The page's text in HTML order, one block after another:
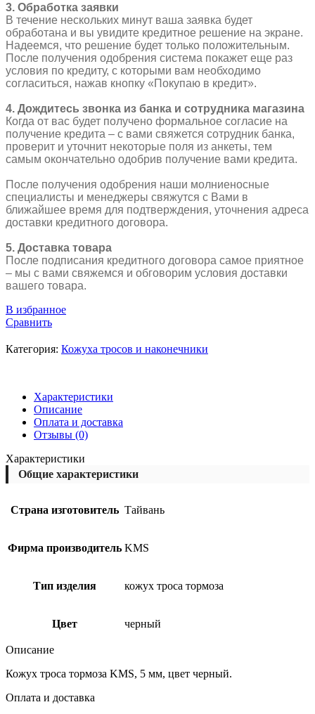
3. Обработка заявки
В течение нескольких минут ваша заявка будет
обработана и вы увидите кредитное решение на экране.
Надеемся, что решение будет только положительным.
После получения одобрения система покажет еще раз
условия по кредиту, с которыми вам необходимо
согласиться, нажав кнопку «Покупаю в кредит».
4. Дождитесь звонка из банка и сотрудника магазина
Когда от вас будет получено формальное согласие на
получение кредита – с вами свяжется сотрудник банка,
проверит и уточнит некоторые поля из анкеты, тем
самым окончательно одобрив получение вами кредита.
После получения одобрения наши молниеносные
специалисты и менеджеры свяжутся с Вами в
ближайшее время для подтверждения, уточнения адреса
доставки кредитного договора.
5. Доставка товара
После подписания кредитного договора самое приятное
– мы с вами свяжемся и обговорим условия доставки
вашего товара.
В избранное
Сравнить
Категория: Кожуха тросов и наконечники
Характеристики
Описание
Оплата и доставка
Отзывы (0)
Характеристики
Общие характеристики
Страна изготовитель Тайвань
Фирма производитель KMS
Тип изделия кожух троса тормоза
Цвет черный
Описание
Кожух троса тормоза KMS, 5 мм, цвет черный.
Оплата и доставка